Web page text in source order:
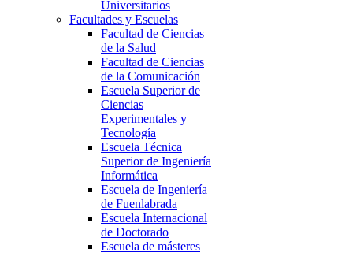
Universitarios
Facultades y Escuelas
Facultad de Ciencias
de la Salud
Facultad de Ciencias
de la Comunicación
Escuela Superior de
Ciencias
Experimentales y
Tecnología
Escuela Técnica
Superior de Ingeniería
Informática
Escuela de Ingeniería
de Fuenlabrada
Escuela Internacional
de Doctorado
Escuela de másteres